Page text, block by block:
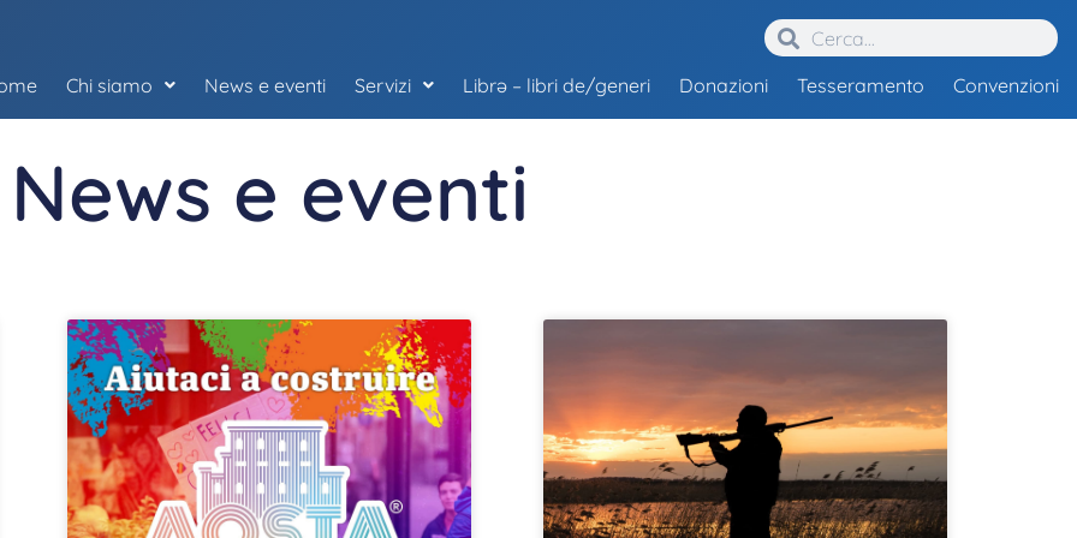
Chi siamo News e eventi Servizi Librə – libri de/generi Donazioni Tesseramento Convenzioni
News e eventi